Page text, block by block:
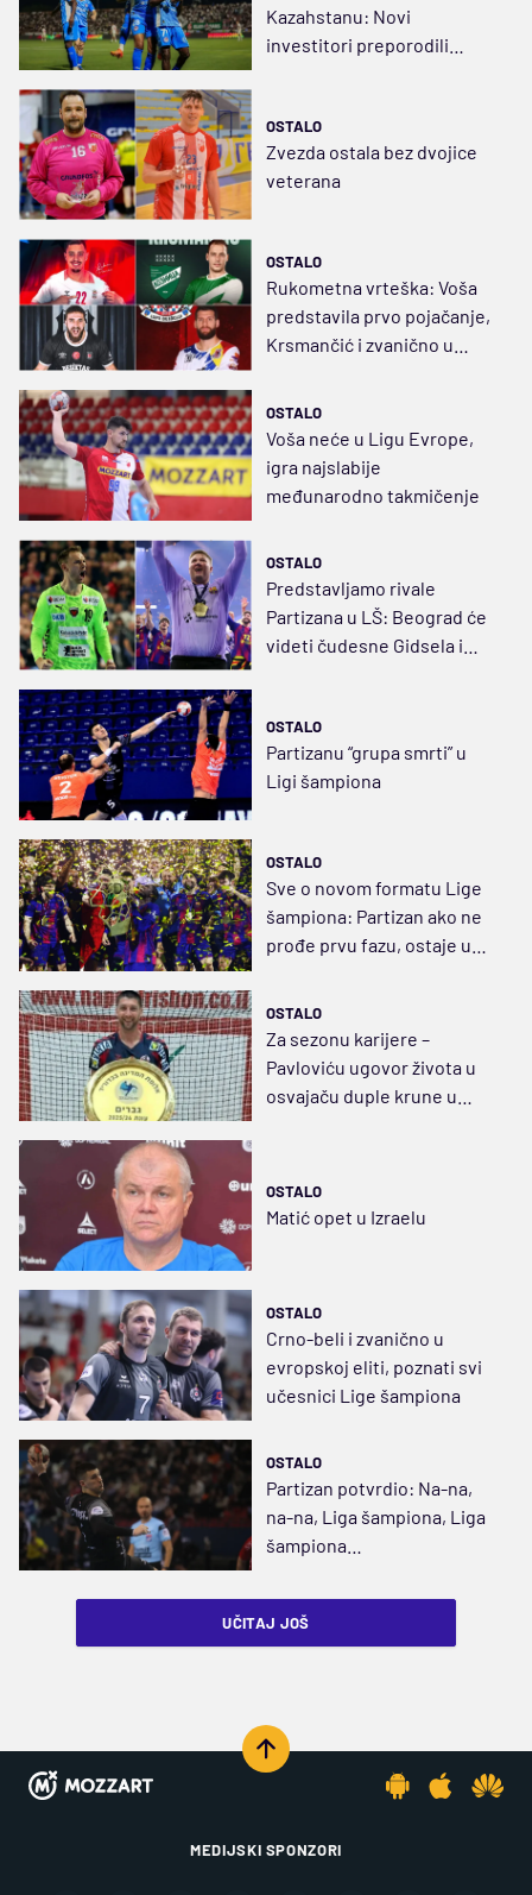
Kazahstanu: Novi
investitori preporodili
OSTALO
Zvezda ostala bez dvojice
veterana
OSTALO
Rukometna vrteška: Voša
predstavila prvo pojačanje,
Krsmančić i zvanično u
OSTALO
Voša neće u Ligu Evrope,
igra najslabije
međunarodno takmičenje
OSTALO
Predstavljamo rivale
Partizana u LŠ: Beograd će
videti čudesne Gidsela i
OSTALO
Partizanu “grupa smrti” u
Ligi šampiona
OSTALO
Sve o novom formatu Lige
šampiona: Partizan ako ne
prođe prvu fazu, ostaje u
OSTALO
Za sezonu karijere –
Pavloviću ugovor života u
osvajaču duple krune u
OSTALO
Matić opet u Izraelu
OSTALO
Crno-beli i zvanično u
evropskoj eliti, poznati svi
učesnici Lige šampiona
OSTALO
Partizan potvrdio: Na-na,
na-na, Liga šampiona, Liga
šampiona…
UČITAJ JOŠ
MEDIJSKI SPONZORI